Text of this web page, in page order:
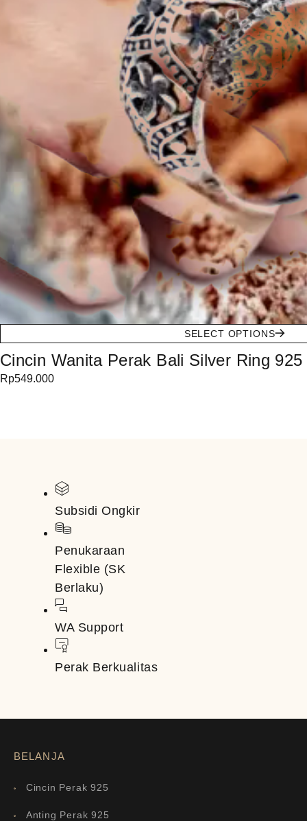
SELECT OPTIONS
Cincin Wanita Perak Bali Silver Ring
Rp549.000
Subsidi Ongkir
Penukaraan
Flexible (SK
Berlaku)
WA Support
Perak Berkualitas
BELANJA
Cincin Perak 925
Anting Perak 925